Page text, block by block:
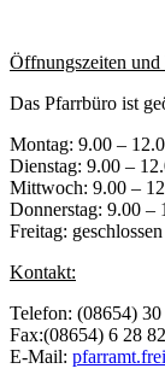
Öffnungszeiten
Das Pfarrbüro ist
Montag: 9.00 –
Dienstag: 9.00 –
Mittwoch: 9.00 –
Donnerstag: 9.00 –
Freitag: geschlossen
Kontakt:
Telefon: (08654) 30
Fax:(08654) 6 28 82
E-Mail: